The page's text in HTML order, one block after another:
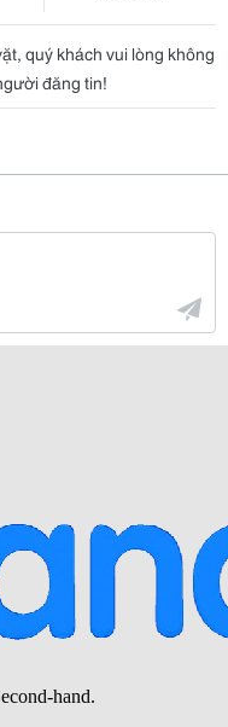
quý khách vui lòng không
đăng tin!